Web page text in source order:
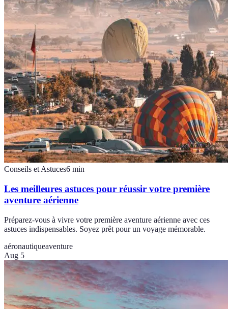
Conseils et Astuces6 min
Les meilleures astuces pour réussir votre première
aventure aérienne
Préparez-vous à vivre votre première aventure aérienne avec ces
astuces indispensables. Soyez prêt pour un voyage mémorable.
aéronautiqueaventure
Aug 5